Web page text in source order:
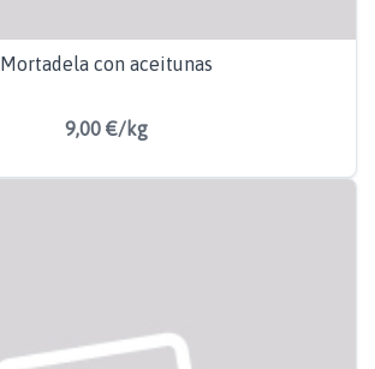
Mortadela con aceitunas
9,00 €/kg